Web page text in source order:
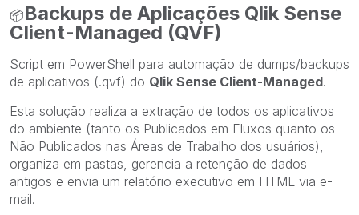
📦Backups de Aplicações Qlik Sense
Client-Managed (QVF)
Script em PowerShell para automação de dumps/backups
de aplicativos (.qvf) do Qlik Sense Client-Managed.
Esta solução realiza a extração de todos os aplicativos
do ambiente (tanto os Publicados em Fluxos quanto os
Não Publicados nas Áreas de Trabalho dos usuários),
organiza em pastas, gerencia a retenção de dados
antigos e envia um relatório executivo em HTML via e-
mail.